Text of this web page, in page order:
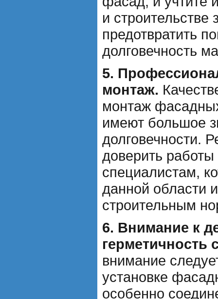
и
предотвратить
долговечность
5.
монтаж.
монтаж
имеют большое
долговечности.
доверить работы
специалистам,
данной области
строительным
6. Внимание к
герметичность
внимание
установке
особенно